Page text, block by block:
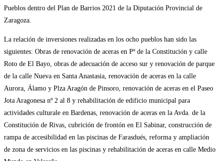
Pueblos dentro del Plan de Barrios 2021 de la Diputación Provincial de
Zaragoza.
La relación de inversiones realizadas en los ocho pueblos han sido las
siguientes: Obras de renovación de aceras en Pº de la Constitución y calle
Roto de El Bayo, obras de adecuación de acceso sur y renovación de parque
de la calle Nueva en Santa Anastasia, renovación de aceras en la calle
Aurora, Álamo y Plza Aragón de Pinsoro, renovación de aceras en el Paseo
Jota Aragonesa nº 2 al 8 y rehabilitación de edificio municipal para
actividades culturale en Bardenas, renovación de aceras en la Avda. de la
Constitución de Rivas, cubrición de frontón en El Sabinar, construcción de
rampa de accesibilidad en las piscinas de Farasdués, reforma y ampliación
de zona de servicios en las piscinas y rehabilitación de aceras en calle Medio